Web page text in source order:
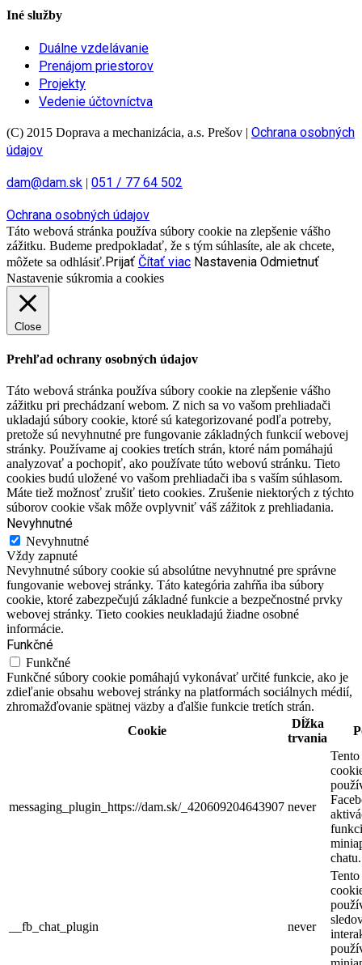
Iné služby
Duálne vzdelávanie
Prenájom priestorov
Projekty
Vedenie účtovníctva
(C) 2015 Doprava a mechanizácia, a.s. Prešov | Ochrana osobných
údajov
dam@dam.sk | 051 / 77 64 502
Ochrana osobných údajov
Táto webová stránka používa súbory cookie na zlepšenie vášho
zážitku. Budeme predpokladať, že s tým súhlasíte, ale ak chcete,
môžete sa odhlásiť.Prijať Čítať viac Nastavenia Odmietnuť
Nastavenie súkromia a cookies
Close
Prehľad ochrany osobných údajov
Táto webová stránka používa súbory cookie na zlepšenie vášho
zážitku pri prechádzaní webom. Z nich sa vo vašom prehliadači
ukladajú súbory cookie, ktoré sú kategorizované podľa potreby,
pretože sú nevyhnutné pre fungovanie základných funkcií webovej
stránky. Používame aj cookies tretích strán, ktoré nám pomáhajú
analyzovať a pochopiť, ako používate túto webovú stránku. Tieto
cookies budú uložené vo vašom prehliadači iba s vaším súhlasom.
Máte tiež možnosť zrušiť tieto cookies. Zrušenie niektorých z týchto
súborov cookie však môže ovplyvniť váš zážitok z prehliadania.
Nevyhnutné
Nevyhnutné
Vždy zapnuté
Nevyhnutné súbory cookie sú absolútne nevyhnutné pre správne
fungovanie webovej stránky. Táto kategória zahŕňa iba súbory
cookie, ktoré zabezpečujú základné funkcie a bezpečnostné prvky
webovej stránky. Tieto cookies neukladajú žiadne osobné
informácie.
Funkčné
Funkčné
Funkčné súbory cookie pomáhajú vykonávať určité funkcie, ako je
zdieľanie obsahu webovej stránky na platformách sociálnych médií,
zhromažďovanie spätnej väzby a ďalšie funkcie tretích strán.
Cookie
Dĺžka
trvania
messaging_plugin_https://dam.sk/_420609204643907 never
chatu.
__fb_chat_plugin never